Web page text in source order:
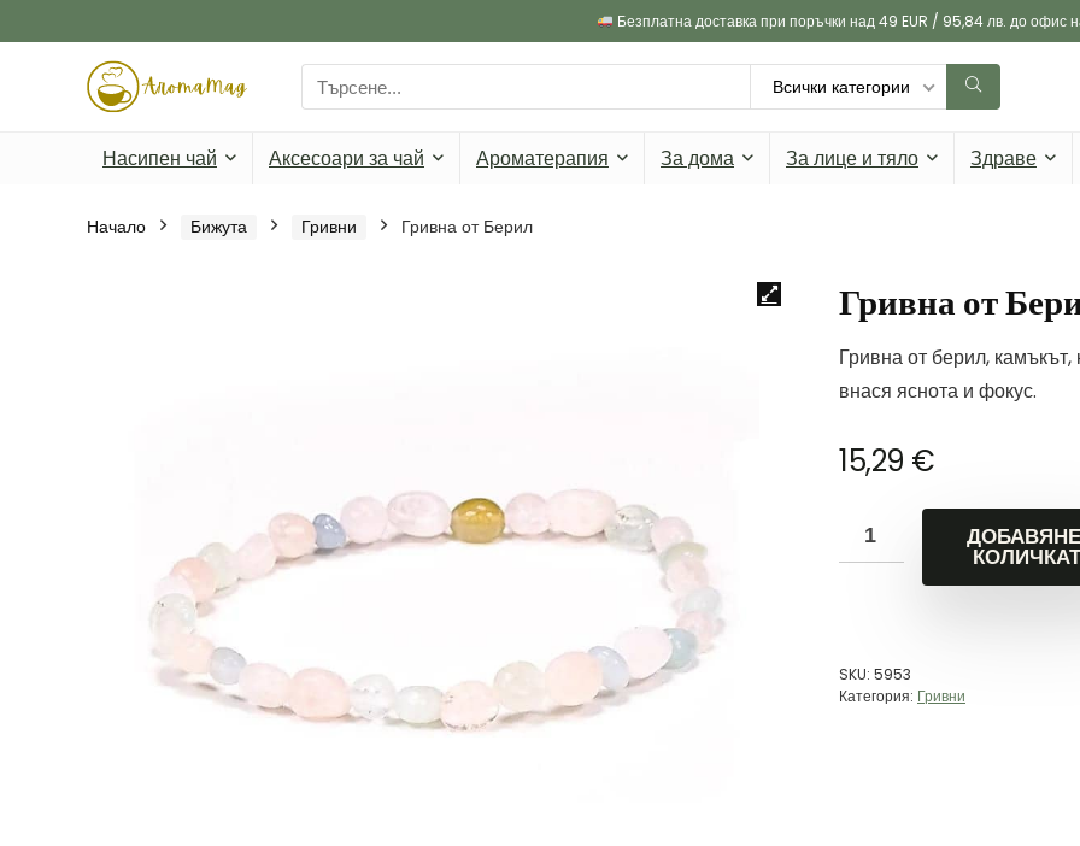
Безплатна доставка при поръчки над 49 EUR / 95,84 лв. до офис
Search
for:
Всички категории
Насипен чай Аксесоари за чай Ароматерапия За дома За лице и тяло Здраве
Начало Бижута Гривни Гривна от Берил
Гривна от
Гривна от берил,
внася яснота и фокус.
15,29 €
SKU: 5953
Категория: Гривни